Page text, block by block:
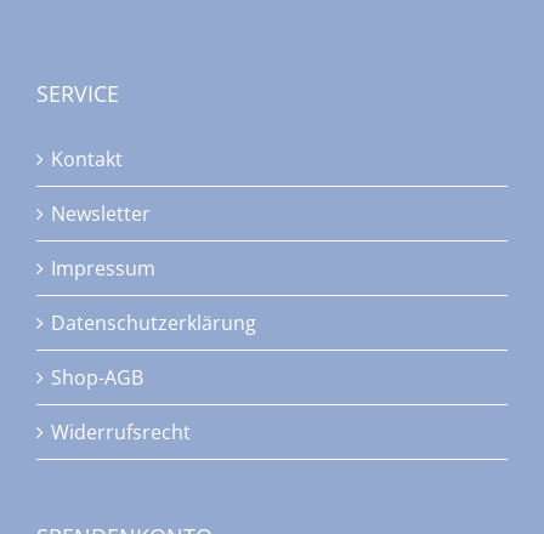
SERVICE
Kontakt
Newsletter
Impressum
Datenschutzerklärung
Shop-AGB
Widerrufsrecht